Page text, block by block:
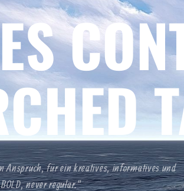
Anspruch, für ein kreatives, informatives und
never regular.“